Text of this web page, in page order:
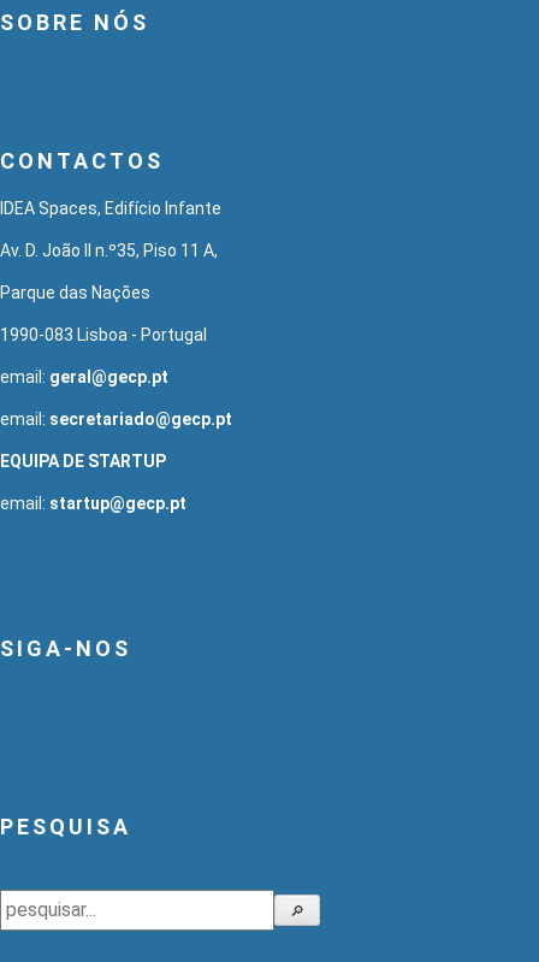
SOBRE NÓS
CONTACTOS
IDEA Spaces, Edifício Infante
Av. D. João II n.º35, Piso 11 A,
Parque das Nações
1990-083 Lisboa - Portugal
email: geral@gecp.pt
email: secretariado@gecp.pt
EQUIPA DE STARTUP
email: startup@gecp.pt
SIGA-NOS
PESQUISA
Pesquisar 🔎